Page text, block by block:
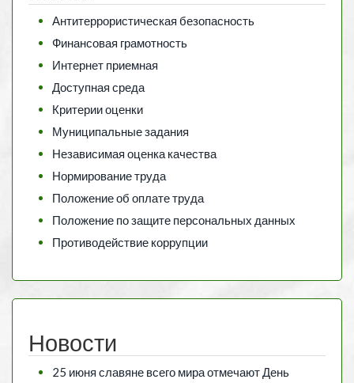
Антитеррористическая безопасность
Финансовая грамотность
Интернет приемная
Доступная среда
Критерии оценки
Муниципальные задания
Независимая оценка качества
Нормирование труда
Положение об оплате труда
Положение по защите персональных данных
Противодействие коррупции
Новости
25 июня славяне всего мира отмечают День